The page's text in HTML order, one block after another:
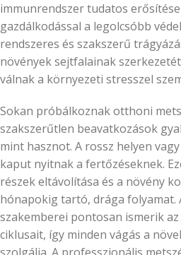
immunrendszer tudatos
gazdálkodással a legolcsóbb
rendszeres és szakszerű
növények sejtfalainak
válnak a környezeti stresszel
Sokan próbálkoznak otthoni
szakszerűtlen beavatkozások
mint hasznot. A rossz helyen
kaput nyitnak a fertőzéseknek.
részek eltávolítása és a növény
hónapokig tartó, drága folyamat.
szakemberei pontosan ismerik
ciklusait, így minden vágás a